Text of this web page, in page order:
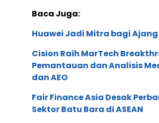
Baca Juga:
Huawei Jadi Mitra bagi Ajang
Cision Raih MarTech
Pemantauan dan Analisis
dan AEO
Fair Finance Asia Desak
Sektor Batu Bara di ASEAN